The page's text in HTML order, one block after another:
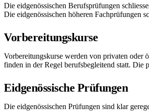
Die eidgenössischen Berufsprüfungen
Die eidgenössischen höheren Fachprüfungen
Vorbereitungskurse
Vorbereitungskurse werden von privaten oder
finden in der Regel berufsbegleitend statt. Die
Eidgenössische Prüfungen
Die eidgenössischen Prüfungen sind klar